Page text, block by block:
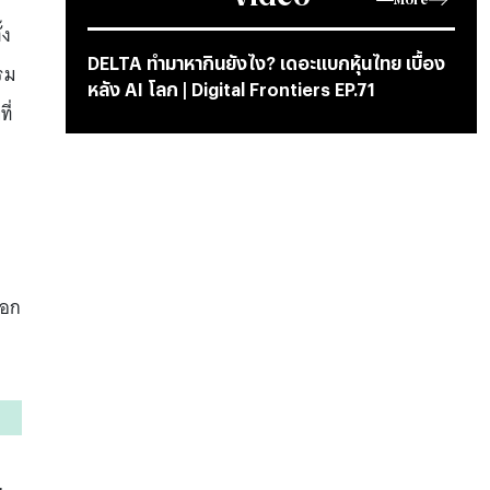
DELTA ทำมาหากินยังไง? เดอะแบกหุ้นไทย เบื้อง
หลัง AI โลก | Digital Frontiers EP.71
ก